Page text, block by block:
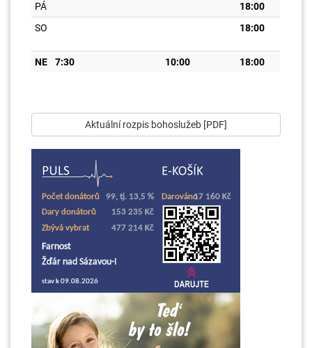
PÁ
18:00
SO
18:00
NE 7:30 10:00 18:00
Aktuální rozpis bohoslužeb [PDF]